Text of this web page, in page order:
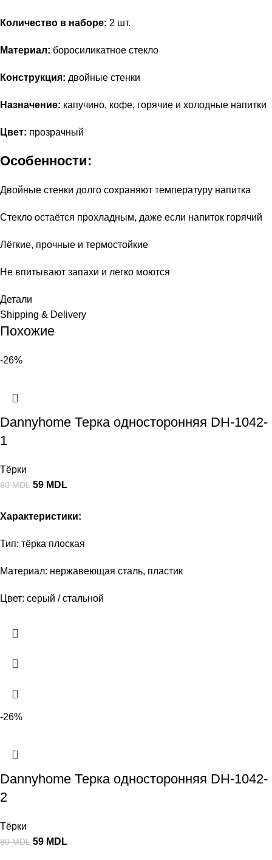
Количество в наборе: 2 шт.
Материал: боросиликатное стекло
Конструкция: двойные стенки
Назначение: капучино, кофе, горячие и холодные напитки
Цвет: прозрачный
Особенности:
Двойные стенки долго сохраняют температуру напитка
Стекло остаётся прохладным, даже если напиток горячий
Лёгкие, прочные и термостойкие
Не впитывают запахи и легко моются
Детали
Shipping & Delivery
Похожие
-26%
Dannyhome Терка односторонняя DH-1042-
1
Тёрки
80MDL 59 MDL
Характеристики:
Тип: тёрка плоская
Материал: нержавеющая сталь, пластик
Цвет: серый / стальной
-26%
Dannyhome Терка односторонняя DH-1042-
2
Тёрки
80MDL 59 MDL